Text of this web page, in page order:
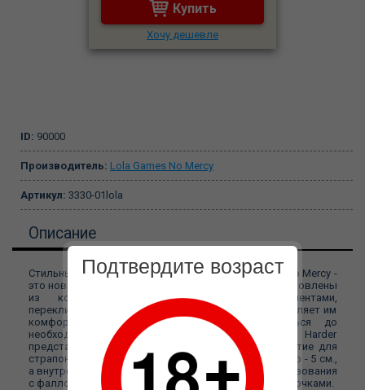
Купить
Хочу дешевле
ID: 90000
Производитель: Lola Games No Mercy
Артикул: 3330-01lola
Описание
Стильные женские трусики для страпона из серии No Mercy -
это новый взгляд на привычные вещи. Трусики изготовлены
из кожзама, декорированы стильными лентами,
перекликающимися с портупеями Rebelts, что позволяет им
комфортно сидеть по фигуре и растягиваться до
необходимого размера. Данные трусики модели Harder
представлены в едином размере One Size. Отверстие для
страпона (O-Ring) несъемное, имеет внешний диаметр - 5 см.,
а внутренний - 4 см., и отлично подходит для использования
с фаллоимитаторами на присоске и анальными пробочками.
Подтвердите возраст